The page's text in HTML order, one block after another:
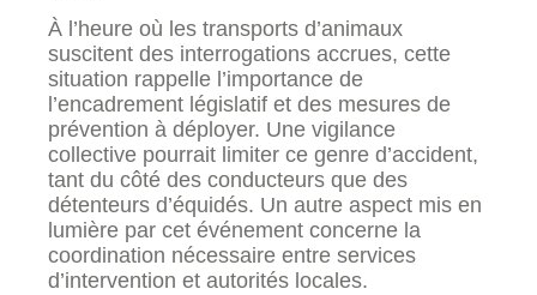
À l’heure où les transports d’animaux
suscitent des interrogations accrues, cette
situation rappelle l’importance de
l’encadrement législatif et des mesures de
prévention à déployer. Une vigilance
collective pourrait limiter ce genre d’accident,
tant du côté des conducteurs que des
détenteurs d’équidés. Un autre aspect mis en
lumière par cet événement concerne la
coordination nécessaire entre services
d’intervention et autorités locales.